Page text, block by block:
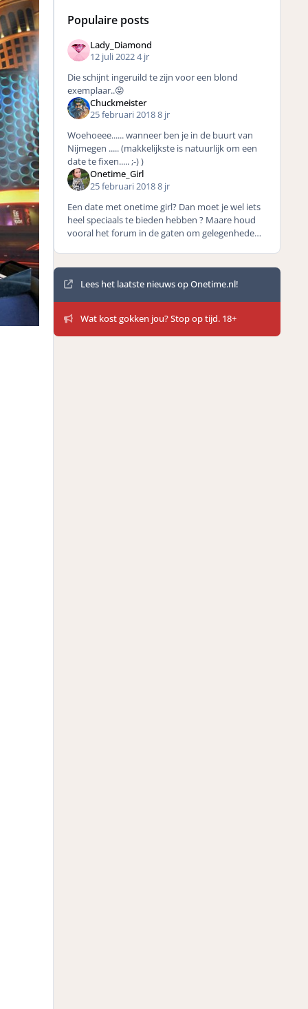
Populaire posts
Lady_Diamond
12 juli 20224 jr
Die schijnt ingeruild te zijn voor een blond
exemplaar..😝
Chuckmeister
25 februari 20188 jr
Woehoeee...... wanneer ben je in de buurt van
Nijmegen ..... (makkelijkste is natuurlijk om een
date te fixen..... ;-) )
Onetime_Girl
25 februari 20188 jr
Een date met onetime girl? Dan moet je wel iets
heel speciaals te bieden hebben ? Maare houd
vooral het forum in de gaten om gelegenheden
Mededelingen
Lees het laatste nieuws op Onetime.nl!
Wat kost gokken jou? Stop op tijd. 18+